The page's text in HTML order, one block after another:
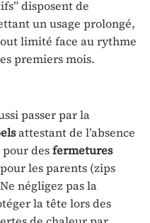
disposent de
un usage prolongé,
limité face au rythme
premiers mois.
passer par la
attestant de l’absence
pour desfermetures
les parents (zips
négligez pas la
la tête lors des